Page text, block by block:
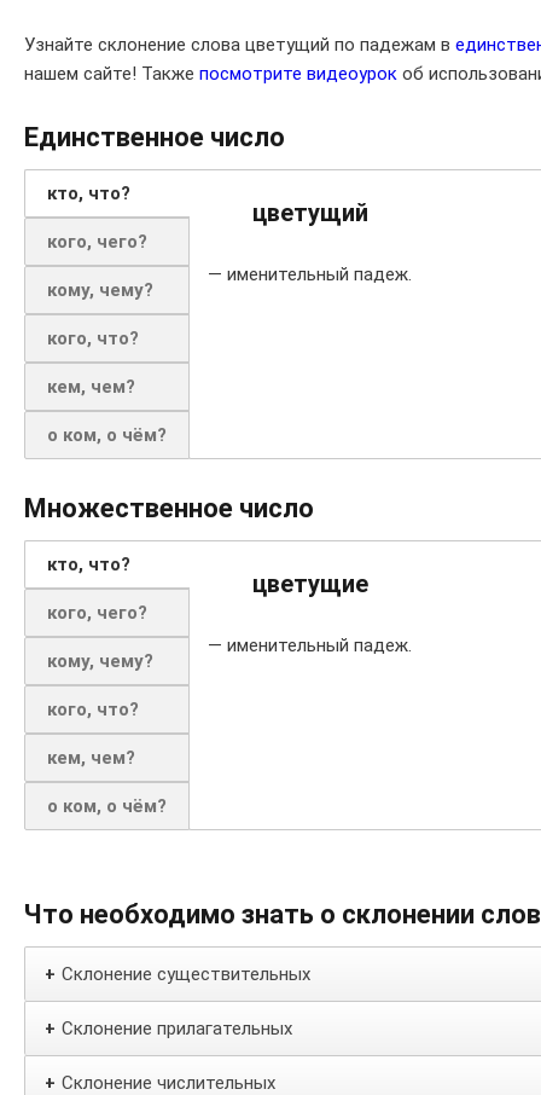
Узнайте склонение слова цветущий по падежам в
нашем сайте! Также посмотрите видеоурок об
Единственное число
кто, что?
кого, чего?
кому, чему?
кого, что?
кем, чем?
о ком, о чём?
цветущий
— именительный падеж.
Множественное число
кто, что?
кого, чего?
кому, чему?
кого, что?
кем, чем?
о ком, о чём?
цветущие
— именительный падеж.
Что необходимо знать о склонении
+ Склонение существительных
+ Склонение прилагательных
+ Склонение числительных